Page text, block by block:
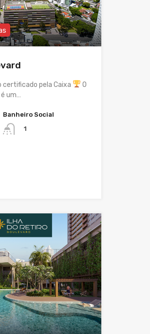
certificado pela Caixa
O
um…
Banheiro Social
1